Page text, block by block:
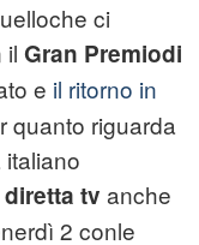
ci
il Gran Premiodi
e il ritorno in
quanto riguarda
diretta tv anche
2 conle